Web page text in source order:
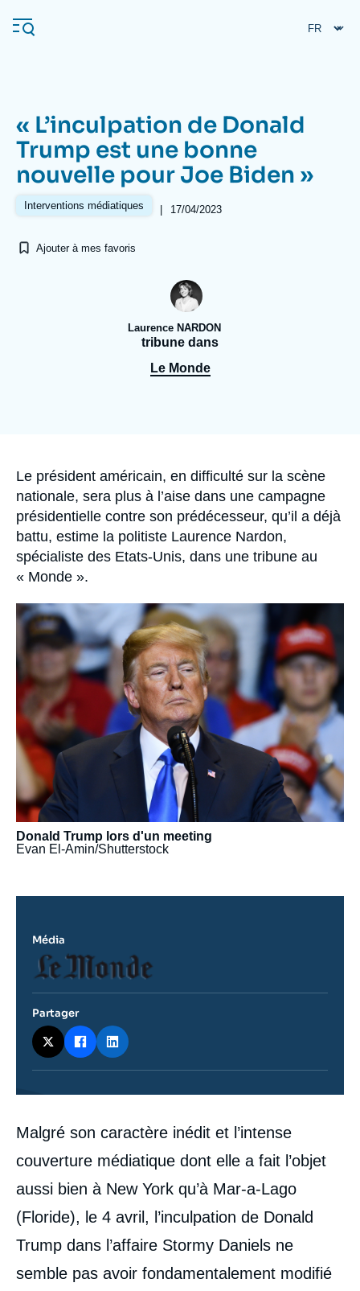
au
contenu
Navigation
principale
L'Ifri
Se connecter
À propos de l'Ifri
Proche-Orient
« L’inculpation de Donald
Trump est une bonne
nouvelle pour Joe Biden »
Interventions médiatiques | 17/04/2023
Ajouter à mes favoris
Laurence NARDON
tribune dans
Le Monde
Accroche
Le président américain, en difficulté sur la scène
nationale, sera plus à l’aise dans une campagne
présidentielle contre son prédécesseur, qu’il a déjà
battu, estime la politiste Laurence Nardon,
spécialiste des Etats-Unis, dans une tribune au
« Monde ».
Image
principale
médiatique
Donald Trump lors d'un meeting
Evan El-Amin/Shutterstock
Contenu
intervention
médiatique
Malgré son caractère inédit et l’intense
couverture médiatique dont elle a fait l’objet
aussi bien à New York qu’à Mar-a-Lago
(Floride), le 4 avril, l’inculpation de Donald
Trump dans l’affaire Stormy Daniels ne
semble pas avoir fondamentalement modifié
Média
Logo
Partager